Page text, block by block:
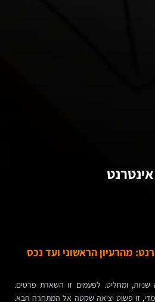
מהרעיון הראשוני ועד נכס
ומחליט. לפעמים זו השארת פרטים.
זו פשוט יציאה שקטה אל המתחרה הבא.